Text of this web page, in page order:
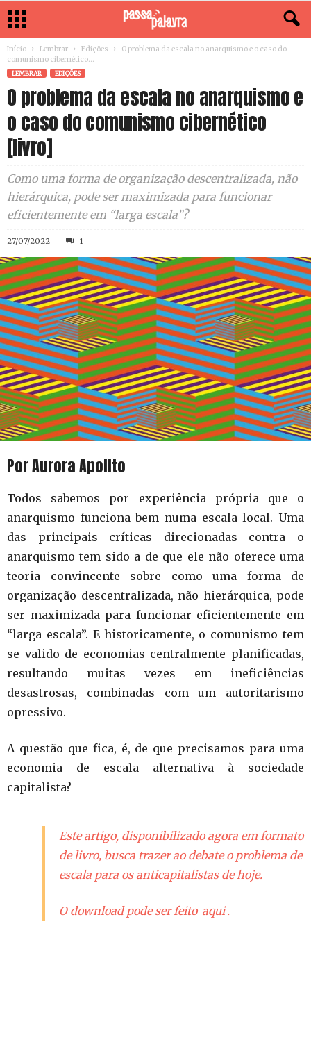
Início Lembrar Edições
O problema da escala no anarquismo e o caso do
comunismo cibernético...
LEMBRAR EDIÇÕES
O problema da escala no anarquismo e
o caso do comunismo cibernético
[livro]
Como uma forma de organização descentralizada, não
hierárquica, pode ser maximizada para funcionar
eficientemente em “larga escala”?
27/07/2022 1
Por Aurora Apolito
Todos sabemos por experiência própria que o
anarquismo funciona bem numa escala local. Uma
das principais críticas direcionadas contra o
anarquismo tem sido a de que ele não oferece uma
teoria convincente sobre como uma forma de
organização descentralizada, não hierárquica, pode
ser maximizada para funcionar eficientemente em
“larga escala”. E historicamente, o comunismo tem
se valido de economias centralmente planificadas,
resultando muitas vezes em ineficiências
desastrosas, combinadas com um autoritarismo
opressivo.
A questão que fica, é, de que precisamos para uma
economia de escala alternativa à sociedade
capitalista?
Este artigo, disponibilizado agora em formato
de livro, busca trazer ao debate o problema de
escala para os anticapitalistas de hoje.
O download pode ser feito aqui .